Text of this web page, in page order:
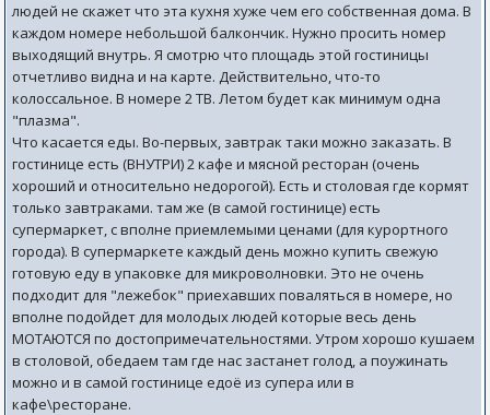
людей не скажет что эта кухня хуже чем его собственная дома. В
каждом номере небольшой балкончик. Нужно просить номер
выходящий внутрь. Я смотрю что площадь этой гостиницы
отчетливо видна и на карте. Действительно, что-то
колоссальное. В номере 2 ТВ. Летом будет как минимум одна
"плазма".
Что касается еды. Во-первых, завтрак таки можно заказать. В
гостинице есть (ВНУТРИ) 2 кафе и мясной ресторан (очень
хороший и относительно недорогой). Есть и столовая где кормят
только завтраками. там же (в самой гостинице) есть
супермаркет, с вполне приемлемыми ценами (для курортного
города). В супермаркете каждый день можно купить свежую
готовую еду в упаковке для микроволновки. Это не очень
подходит для "лежебок" приехавших поваляться в номере, но
вполне подойдет для молодых людей которые весь день
МОТАЮТСЯ по достопримечательностями. Утром хорошо кушаем
в столовой, обедаем там где нас застанет голод, а поужинать
можно и в самой гостинице едоё из супера или в
кафе\ресторане.